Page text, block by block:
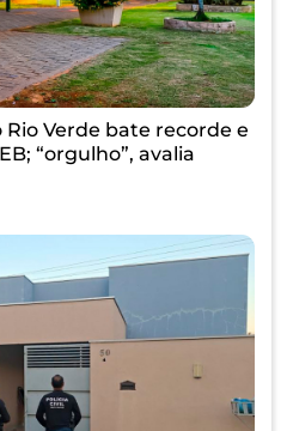
Verde bate recorde e
“orgulho”, avalia